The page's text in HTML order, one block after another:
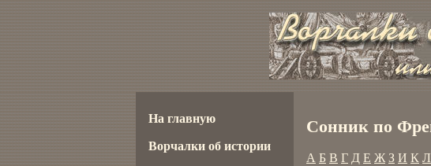
Сонник по
А Б В Г Д Е Ж З И К Л
На главную
Ворчалки об истории